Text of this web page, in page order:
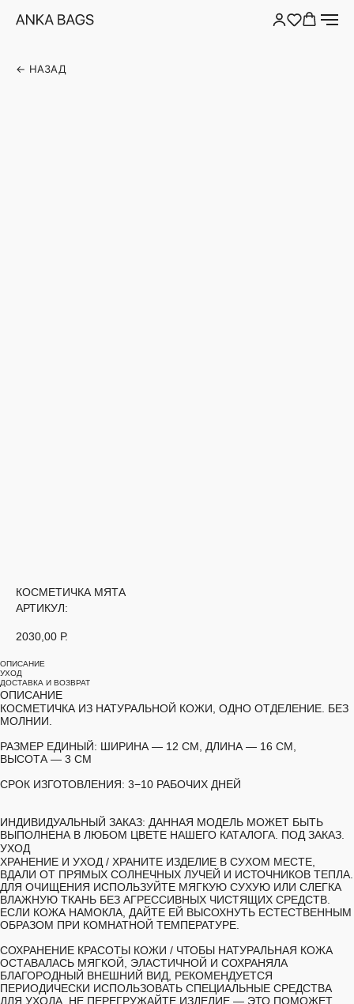
← НАЗАД
КОСМЕТИЧКА МЯТА
АРТИКУЛ:
2030,00 Р.
ОПИСАНИЕ
УХОД
ДОСТАВКА И ВОЗВРАТ
ОПИСАНИЕ
КОСМЕТИЧКА ИЗ НАТУРАЛЬНОЙ КОЖИ, ОДНО ОТДЕЛЕНИЕ. БЕЗ
МОЛНИИ.
РАЗМЕР ЕДИНЫЙ: ШИРИНА — 12 СМ, ДЛИНА — 16 СМ,
ВЫСОТА — 3 СМ
СРОК ИЗГОТОВЛЕНИЯ: 3−10 РАБОЧИХ ДНЕЙ
ИНДИВИДУАЛЬНЫЙ ЗАКАЗ: ДАННАЯ МОДЕЛЬ МОЖЕТ БЫТЬ
ВЫПОЛНЕНА В ЛЮБОМ ЦВЕТЕ НАШЕГО КАТАЛОГА. ПОД ЗАКАЗ.
УХОД
ХРАНЕНИЕ И УХОД / ХРАНИТЕ ИЗДЕЛИЕ В СУХОМ МЕСТЕ,
ВДАЛИ ОТ ПРЯМЫХ СОЛНЕЧНЫХ ЛУЧЕЙ И ИСТОЧНИКОВ ТЕПЛА.
ДЛЯ ОЧИЩЕНИЯ ИСПОЛЬЗУЙТЕ МЯГКУЮ СУХУЮ ИЛИ СЛЕГКА
ВЛАЖНУЮ ТКАНЬ БЕЗ АГРЕССИВНЫХ ЧИСТЯЩИХ СРЕДСТВ.
ЕСЛИ КОЖА НАМОКЛА, ДАЙТЕ ЕЙ ВЫСОХНУТЬ ЕСТЕСТВЕННЫМ
ОБРАЗОМ ПРИ КОМНАТНОЙ ТЕМПЕРАТУРЕ.
СОХРАНЕНИЕ КРАСОТЫ КОЖИ / ЧТОБЫ НАТУРАЛЬНАЯ КОЖА
ОСТАВАЛАСЬ МЯГКОЙ, ЭЛАСТИЧНОЙ И СОХРАНЯЛА
БЛАГОРОДНЫЙ ВНЕШНИЙ ВИД, РЕКОМЕНДУЕТСЯ
ПЕРИОДИЧЕСКИ ИСПОЛЬЗОВАТЬ СПЕЦИАЛЬНЫЕ СРЕДСТВА
ДЛЯ УХОДА. НЕ ПЕРЕГРУЖАЙТЕ ИЗДЕЛИЕ — ЭТО ПОМОЖЕТ